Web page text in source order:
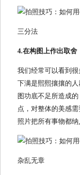
三分法
4.在构图上作出取舍
我们经常可以看到
下满是熙熙攘攘的
图功底不足所造成
点，对整体的美感
照片把所有事物都纳
杂乱无章